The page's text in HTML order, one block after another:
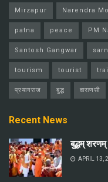
Mirzapur Narendra
patna peace PM
Santosh Gangwar
tourism tourist
प्रयागराज बुद्ध वाराणसी
Recent News
बुद्धम् शरणम्
APRIL 13,